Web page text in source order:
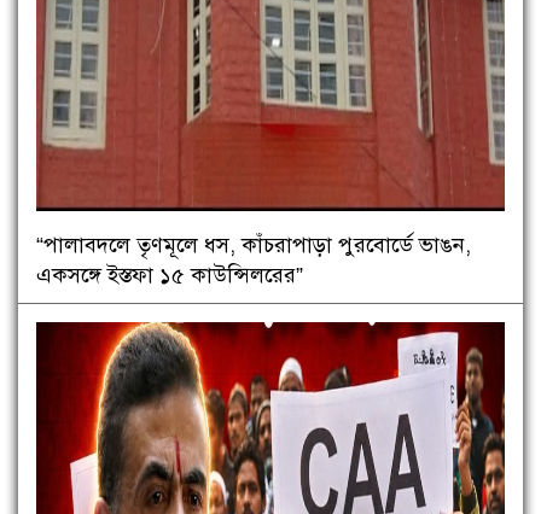
“পালাবদলে তৃণমূলে ধস, কাঁচরাপাড়া পুরবোর্ডে ভাঙন,
একসঙ্গে ইস্তফা ১৫ কাউন্সিলরের”